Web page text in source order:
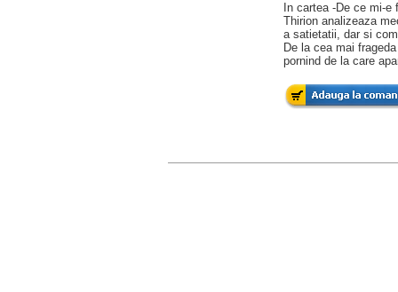
In cartea -De ce mi-
Thirion analizeaza
a satietatii, dar si
De la cea mai
pornind de la care